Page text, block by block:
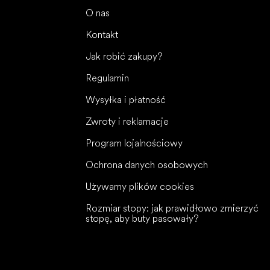
O nas
Kontakt
Jak robić zakupy?
Regulamin
Wysyłka i płatność
Zwroty i reklamacje
Program lojalnościowy
Ochrona danych osobowych
Używamy plików cookies
Rozmiar stopy: jak prawidłowo zmierzyć
stopę, aby buty pasowały?